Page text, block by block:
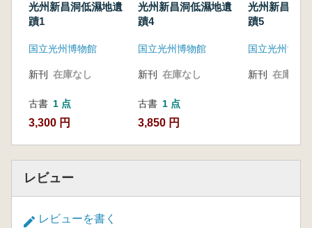
光州新昌洞低濕地遺
蹟1
国立光州博物館
新刊 在庫なし
古書 1 点
3,300 円
光州新昌洞低濕地遺
蹟4
国立光州博物館
新刊 在庫なし
古書 1 点
3,850 円
光州新昌洞
蹟5
国立光州博物
新刊 在庫なし
レビュー
レビューを書く